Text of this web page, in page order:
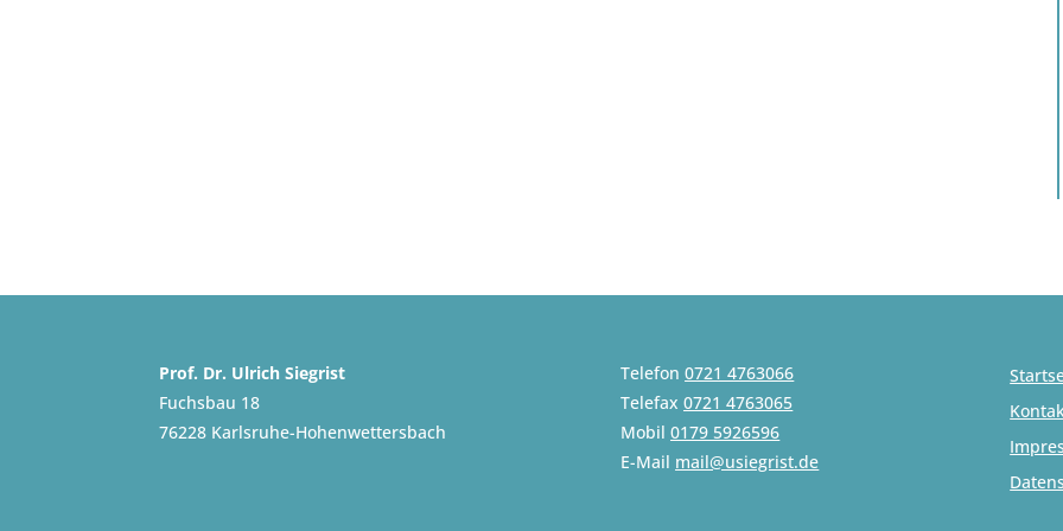
Prof. Dr. Ulrich Siegrist
Fuchsbau 18
76228 Karlsruhe-Hohenwettersbach
Telefon0721 4763066
Telefax0721 4763065
Mobil0179 5926596
E-Mail mail@usiegrist.de